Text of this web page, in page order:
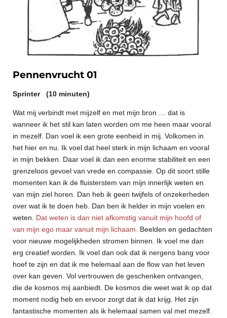
Pennenvrucht 01
Sprinter (10 minuten)
Wat mij verbindt met mijzelf en met mijn bron … dat is
wanneer ik het stil kan laten worden om me heen maar vooral
in mezelf. Dan voel ik een grote eenheid in mij. Volkomen in
het hier en nu. Ik voel dat heel sterk in mijn lichaam en vooral
in mijn bekken. Daar voel ik dan een enorme stabiliteit en een
grenzeloos gevoel van vrede en compassie. Op dit soort stille
momenten kan ik de fluisterstem van mijn innerlijk weten en
van mijn ziel horen. Dan heb ik geen twijfels of onzekerheden
over wat ik te doen heb. Dan ben ik helder in mijn voelen en
weten. Dat weten is dan niet afkomstig vanuit mijn hoofd of
van mijn ego maar vanuit mijn lichaam. Beelden en gedachten
voor nieuwe mogelijkheden stromen binnen. Ik voel me dan
erg creatief worden. Ik voel dan ook dat ik nergens bang voor
hoef te zijn en dat ik me helemaal aan de flow van het leven
over kan geven. Vol vertrouwen de geschenken ontvangen,
die de kosmos mij aanbiedt. De kosmos die weet wat ik op dat
moment nodig heb en ervoor zorgt dat ik dat krijg. Het zijn
fantastische momenten als ik helemaal samen val met mezelf.